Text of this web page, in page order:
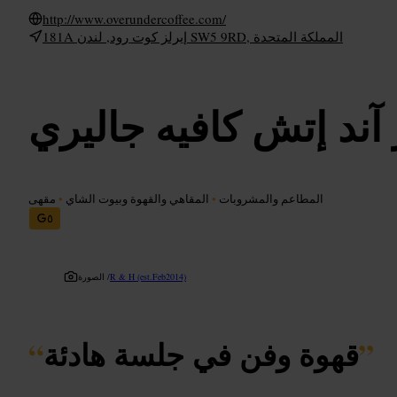
http://www.overundercoffee.com/
181A إيرلز كوت رود, لندن SW5 9RD, المملكة المتحدة
آند إتش كافيه جاليري
المطاعم والمشروبات • المقاهي والقهوة وبيوت الشاي • مقهى
٥
الصورة /R & H (est.Feb2014)
“قهوة وفن في جلسة هادئة”